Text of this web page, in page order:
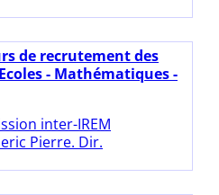
de recrutement des
- Mathématiques -
inter-IREM
Pierre. Dir.